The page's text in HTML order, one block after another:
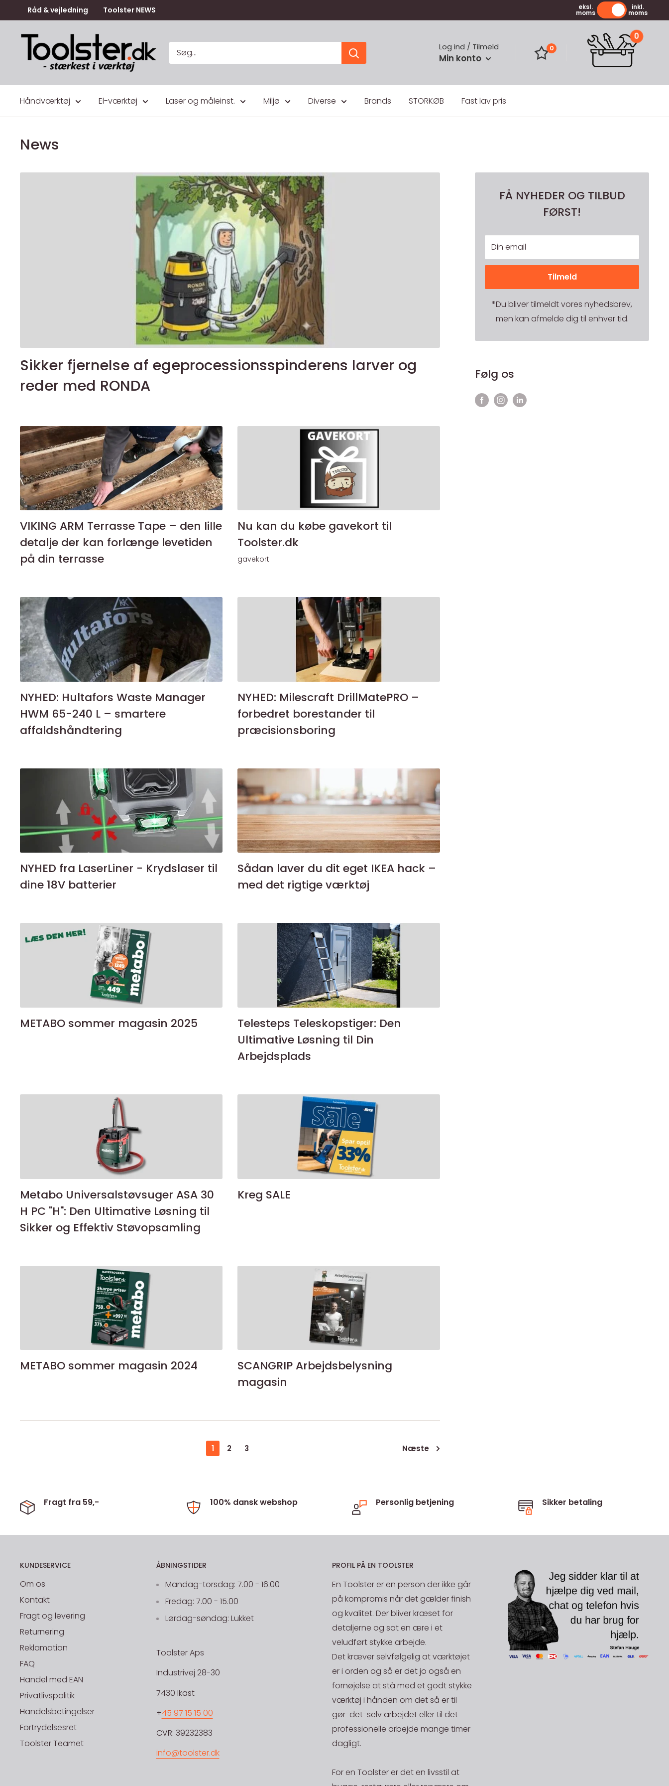
til
indhold
Råd & vejledning Toolster NEWS eksl.
moms
inkl.
moms
Toolster.dk
Log ind / Tilmeld
Min konto
0
0
Håndværktøj El-værktøj Laser og måleinst. Miljø Diverse Brands STORKØB Fast lav pris
News
Sikker fjernelse af egeprocessionsspinderens larver og
reder med RONDA
VIKING ARM Terrasse Tape – den lille
detalje der kan forlænge levetiden
på din terrasse
Nu kan du købe gavekort til
Toolster.dk
gavekort
NYHED: Hultafors Waste Manager
HWM 65-240 L – smartere
affaldshåndtering
NYHED: Milescraft DrillMatePRO –
forbedret borestander til
præcisionsboring
NYHED fra LaserLiner - Krydslaser til
dine 18V batterier
Sådan laver du dit eget IKEA hack –
med det rigtige værktøj
METABO sommer magasin 2025
Telesteps Teleskopstiger: Den
Ultimative Løsning til Din
Arbejdsplads
Metabo Universalstøvsuger ASA 30
H PC "H": Den Ultimative Løsning til
Sikker og Effektiv Støvopsamling
Kreg SALE
METABO sommer magasin 2024
SCANGRIP Arbejdsbelysning
magasin
1 2 3 Næste
FÅ NYHEDER OG TILBUD
FØRST!
Din email
Tilmeld
*Du bliver tilmeldt vores nyhedsbrev,
men kan afmelde dig til enhver tid.
Følg os
Fragt fra 59,- 100% dansk webshop Personlig betjening Sikker betaling
KUNDESERVICE
Om os
Kontakt
Fragt og levering
Returnering
Reklamation
FAQ
Handel med EAN
Privatlivspolitik
Handelsbetingelser
Fortrydelsesret
Toolster Teamet
ÅBNINGSTIDER
Mandag-torsdag: 7.00 - 16.00
Fredag: 7.00 - 15.00
Lørdag-søndag: Lukket
Toolster Aps
Industrivej 28-30
7430 Ikast
+45 97 15 15 00
CVR: 39232383
info@toolster.dk
PROFIL PÅ EN TOOLSTER
En Toolster er en person der ikke går
på kompromis når det gælder finish
og kvalitet. Der bliver kræset for
detaljerne og sat en ære i et
veludført stykke arbejde.
Det kræver selvfølgelig at værktøjet
er i orden og så er det jo også en
fornøjelse at stå med et godt stykke
værktøj i hånden om det så er til
gør-det-selv arbejdet eller til det
professionelle arbejde mange timer
dagligt.
For en Toolster er det en livsstil at